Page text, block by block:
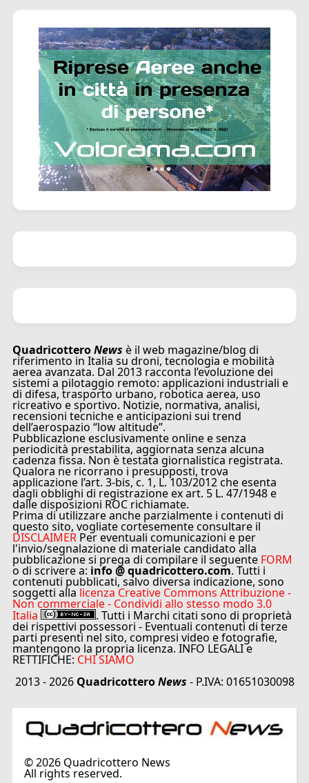
QuadricotteroNews è il web magazine/blog di
riferimento in Italia su droni, tecnologia e mobilità
aerea avanzata. Dal 2013 racconta l’evoluzione dei
sistemi a pilotaggio remoto: applicazioni industriali e
di difesa, trasporto urbano, robotica aerea, uso
ricreativo e sportivo. Notizie, normativa, analisi,
recensioni tecniche e anticipazioni sui trend
dell’aerospazio “low altitude”.
Pubblicazione esclusivamente online e senza
periodicità prestabilita, aggiornata senza alcuna
cadenza fissa. Non è testata giornalistica registrata.
Qualora ne ricorrano i presupposti, trova
applicazione l’art. 3-bis, c. 1, L. 103/2012 che esenta
dagli obblighi di registrazione ex art. 5 L. 47/1948 e
dalle disposizioni ROC richiamate.
Prima di utilizzare anche parzialmente i contenuti di
questo sito, vogliate cortesemente consultare il
DISCLAIMER Per eventuali comunicazioni e per
l'invio/segnalazione di materiale candidato alla
pubblicazione si prega di compilare il seguente FORM
o di scrivere a: info @ quadricottero.com. Tutti i
contenuti pubblicati, salvo diversa indicazione, sono
soggetti alla licenza Creative Commons Attribuzione -
Non commerciale - Condividi allo stesso modo 3.0
Italia . Tutti i Marchi citati sono di proprietà
dei rispettivi possessori - Eventuali contenuti di terze
parti presenti nel sito, compresi video e fotografie,
mantengono la propria licenza. INFO LEGALI e
RETTIFICHE: CHI SIAMO
2013 - 2026 QuadricotteroNews - P.IVA: 01651030098
©2026Quadricottero News
All rights reserved.